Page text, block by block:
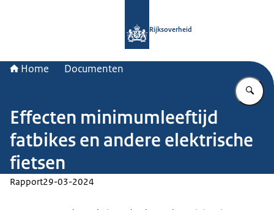
Rijksoverheid
Home Documenten
Effecten minimumleeftijd
fatbikes en andere elektrische
fietsen
Rapport29-03-2024